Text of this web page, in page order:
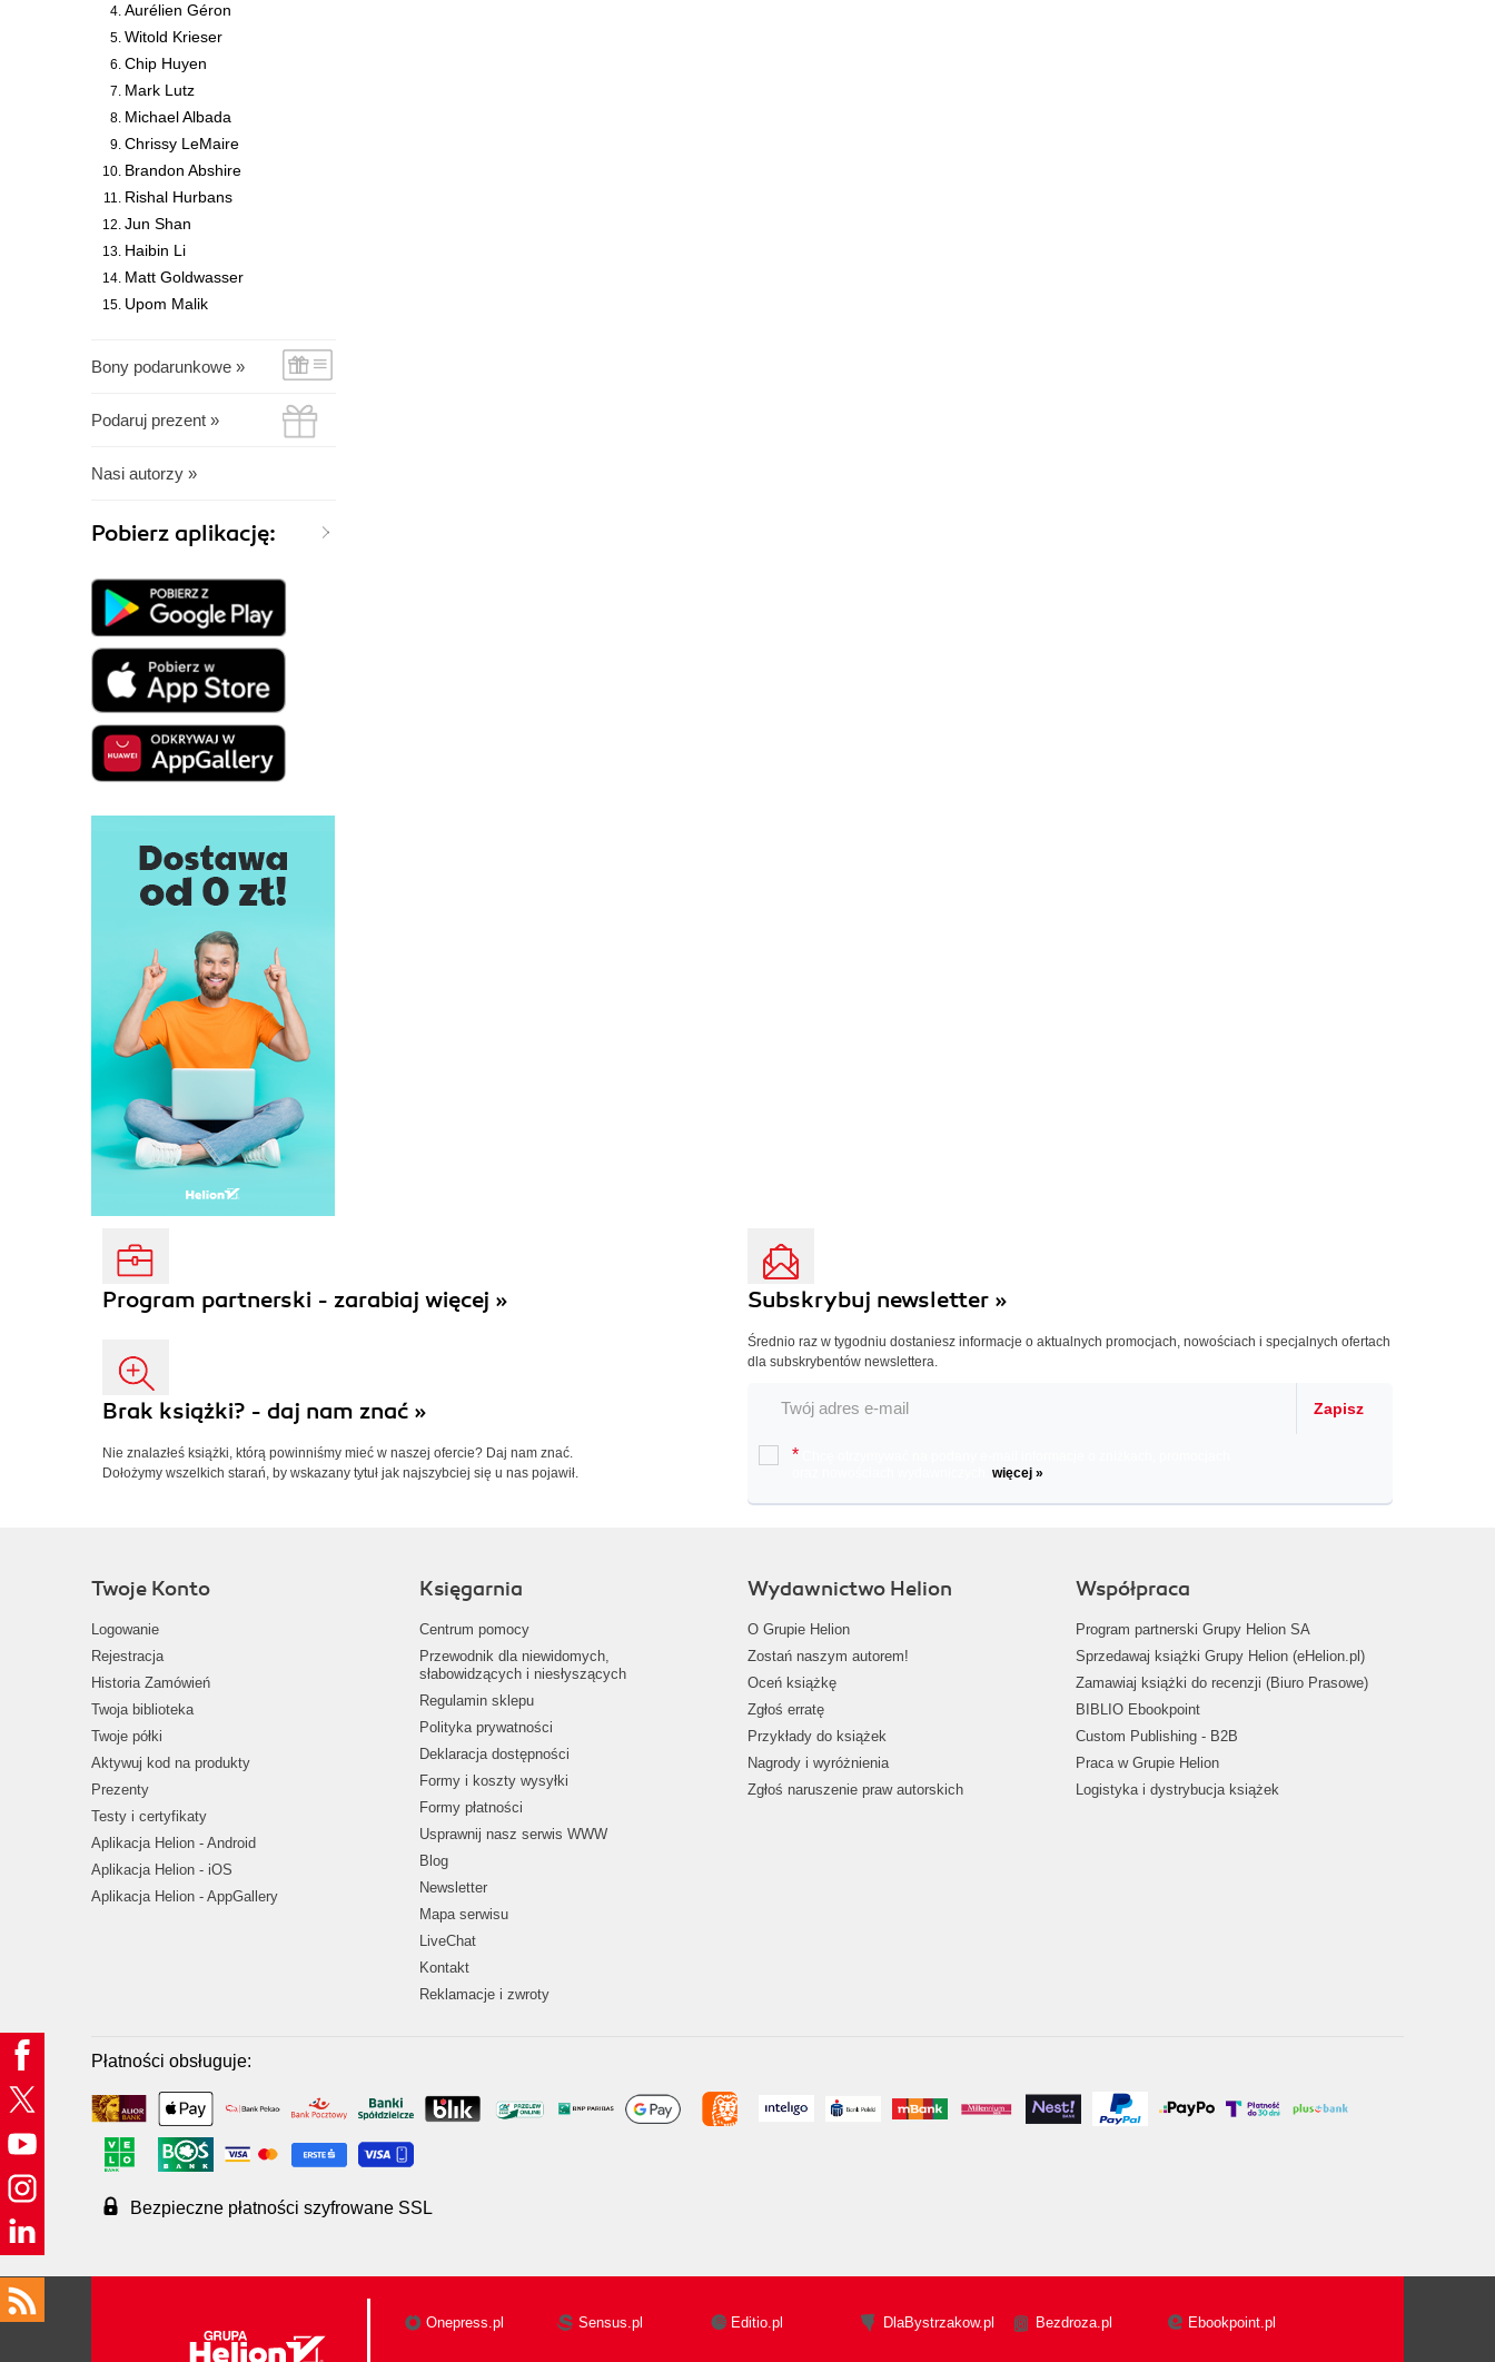
Aurélien Géron
Witold Krieser
Chip Huyen
Mark Lutz
Michael Albada
Chrissy LeMaire
Brandon Abshire
Rishal Hurbans
Jun Shan
Haibin Li
Matt Goldwasser
Upom Malik
Bony podarunkowe »
Podaruj prezent »
Nasi autorzy »
Pobierz aplikację:
Program partnerski - zarabiaj więcej »
Brak książki? - daj nam znać »
Nie znalazłeś książki, którą powinniśmy mieć w naszej ofercie? Daj nam znać.
Dołożymy wszelkich starań, by wskazany tytuł jak najszybciej się u nas pojawił.
Subskrybuj newsletter »
Średnio raz w tygodniu dostaniesz informacje o aktualnych promocjach, nowościach i specjalnych ofertach
dla subskrybentów newslettera.
Zapisz
*
więcej »
Twoje Konto
Logowanie
Rejestracja
Historia Zamówień
Twoja biblioteka
Twoje półki
Aktywuj kod na produkty
Prezenty
Testy i certyfikaty
Aplikacja Helion - Android
Aplikacja Helion - iOS
Aplikacja Helion - AppGallery
Księgarnia
Centrum pomocy
Przewodnik dla niewidomych,
słabowidzących i niesłyszących
Regulamin sklepu
Polityka prywatności
Deklaracja dostępności
Formy i koszty wysyłki
Formy płatności
Usprawnij nasz serwis WWW
Blog
Newsletter
Mapa serwisu
LiveChat
Kontakt
Reklamacje i zwroty
Wydawnictwo Helion
O Grupie Helion
Zostań naszym autorem!
Oceń książkę
Zgłoś erratę
Przykłady do książek
Nagrody i wyróżnienia
Zgłoś naruszenie praw autorskich
Współpraca
Program partnerski Grupy Helion SA
Sprzedawaj książki Grupy Helion (eHelion.pl)
Zamawiaj książki do recenzji (Biuro Prasowe)
BIBLIO Ebookpoint
Custom Publishing - B2B
Praca w Grupie Helion
Logistyka i dystrybucja książek
Płatności obsługuje:
Bezpieczne płatności szyfrowane SSL
Onepress.pl Sensus.pl Editio.pl DlaBystrzakow.pl Bezdroza.pl Ebookpoint.pl